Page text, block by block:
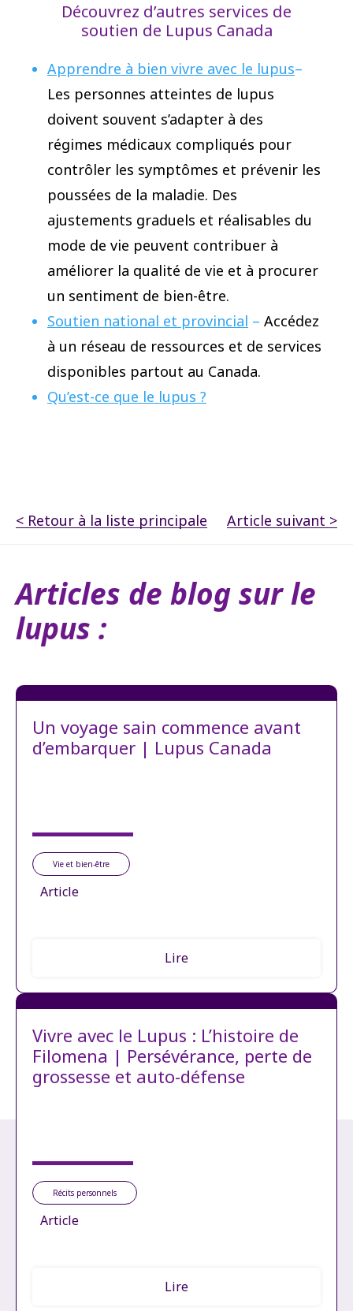
Découvrez d’autres services de
soutien de Lupus Canada
Apprendre à bien vivre avec le lupus–
Les personnes atteintes de lupus
doivent souvent s’adapter à des
régimes médicaux compliqués pour
contrôler les symptômes et prévenir les
poussées de la maladie. Des
ajustements graduels et réalisables du
mode de vie peuvent contribuer à
améliorer la qualité de vie et à procurer
un sentiment de bien-être.
Soutien national et provincial – Accédez
à un réseau de ressources et de services
disponibles partout au Canada.
Qu’est-ce que le lupus ?
< Retour à la liste principale Article suivant >
Articles de blog sur le
lupus :
Un voyage sain commence avant
d’embarquer | Lupus Canada
Vie et bien-être
Article
Lire
Vivre avec le Lupus : L’histoire de
Filomena | Persévérance, perte de
grossesse et auto-défense
Récits personnels
Article
Lire